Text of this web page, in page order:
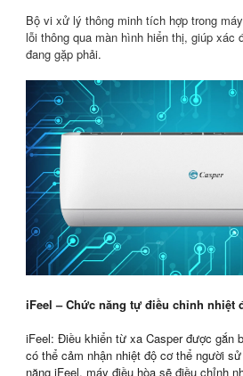
Bộ vi xử lý thông minh tích hợp trong
lỗi thông qua màn hình hiển thị, giúp xác
đang gặp phải.
iFeel – Chức năng tự điều chỉnh nhiệt
iFeel: Điều khiển từ xa Casper được gắn
có thể cảm nhận nhiệt độ cơ thể người
năng iFeel, máy điều hòa sẽ điều chỉnh